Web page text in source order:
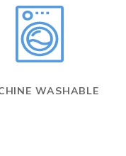
WASHABLE